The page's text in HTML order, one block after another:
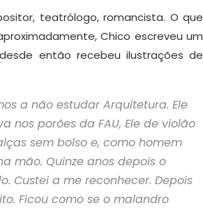
teatrólogo, romancista. O que
Chico escreveu um
então recebeu ilustrações de
a não estudar Arquitetura. Ele
nos porões da FAU, Ele de violão
sem bolso e, como homem
mão. Quinze anos depois o
Custei a me reconhecer. Depois
Ficou como se o malandro